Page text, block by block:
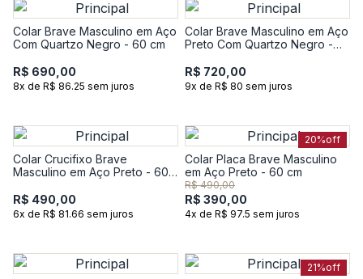
Colar Brave Masculino em Aço
Com Quartzo Negro - 60 cm
R$ 690,00
8x de R$ 86.25 sem juros
Colar Brave Masculino em Aço
Preto Com Quartzo Negro -
R$ 720,00
9x de R$ 80 sem juros
Colar Crucifixo Brave
Masculino em Aço Preto - 60
R$ 490,00
6x de R$ 81.66 sem juros
20%off
Colar Placa Brave Masculino
em Aço Preto - 60 cm
R$ 490,00
R$ 390,00
4x de R$ 97.5 sem juros
21%off